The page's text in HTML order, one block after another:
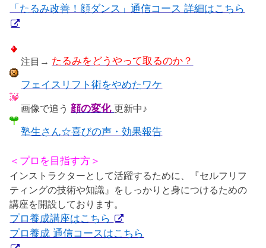
「たるみ改善！顔ダンス」通信コース 詳細はこちら
注目→ たるみをどうやって取るのか？
フェイスリフト術をやめたワケ
画像で追う 顔の変化更新中♪
塾生さん☆喜びの声・効果報告
＜プロを目指す方＞
インストラクターとして活躍するために、『セルフリフ
ティングの技術や知識』をしっかりと身につけるための
講座を開設しております。
プロ養成講座はこちら
プロ養成 通信コースはこちら